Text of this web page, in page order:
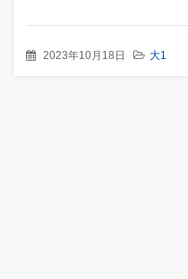
2023年10月18日 大1